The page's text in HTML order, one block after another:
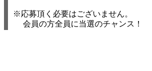
※応募頂く必要はございません。
会員の方全員に当選のチャンス！